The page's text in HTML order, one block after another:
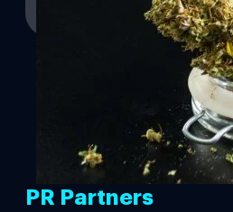
PR Partners